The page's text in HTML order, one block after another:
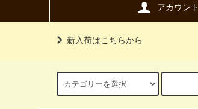
アカウント
新入荷はこちらから